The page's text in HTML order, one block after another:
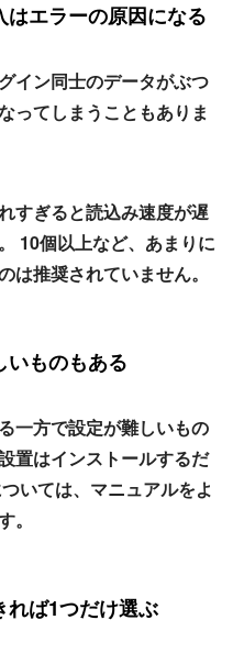
エラーの原因になる
イン同士のデータがぶつ
ってしまうこともありま
すぎると読込み速度が遅
10個以上など、あまりに
は推奨されていません。
いものもある
一方で設定が難しいもの
置はインストールするだ
いては、マニュアルをよ
。
れば1つだけ選ぶ